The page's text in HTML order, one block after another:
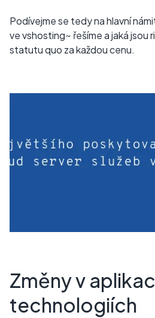
Podívejme se tedy na hlavní
ve vshosting~ řešíme a jaká jsou
statutu quo za každou cenu.
Změny v
technologiích